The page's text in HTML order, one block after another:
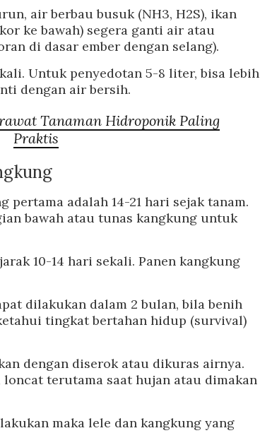
air berbau busuk (NH3, H2S), ikan
ke bawah) segera ganti air atau
di dasar ember dengan selang).
Untuk penyedotan 5-8 liter, bisa lebih
dengan air bersih.
Tanaman Hidroponik Paling
Praktis
pertama adalah 14-21 hari sejak tanam.
bawah atau tunas kangkung untuk
10-14 hari sekali. Panen kangkung
dilakukan dalam 2 bulan, bila benih
tingkat bertahan hidup (survival)
dengan diserok atau dikuras airnya.
terutama saat hujan atau dimakan
maka lele dan kangkung yang